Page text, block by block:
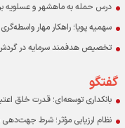
درس حمله به ماهشهر و عسلویه
سهمیه پویا؛ راهکار مهار
تخصیص هدفمند سرمایه در
گفتگو
بانکداری توسعه‌ای؛ قدرت خلق
نظام ارزیابی مؤثر؛ شرط